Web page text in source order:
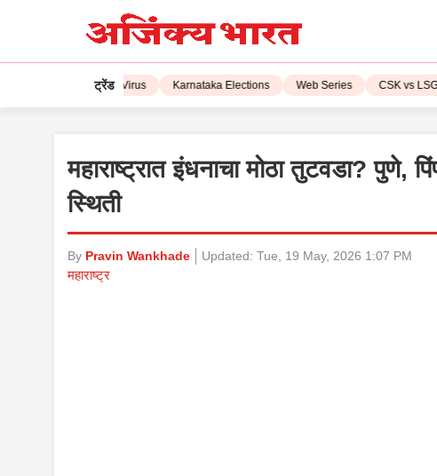
ट्रेंड
Corona Virus Karnataka Elections Web Series CSK vs LSG
महाराष्ट्रात इंधनाचा मोठा तुटवडा? पुणे,
स्थिती
By Pravin Wankhade Updated: Tue, 19 May, 2026 1:07 PM
महाराष्ट्र